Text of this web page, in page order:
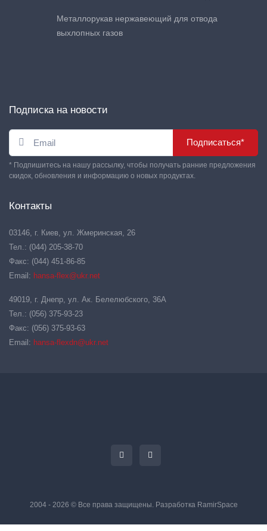
Металлорукав нержавеющий для отвода
выхлопных газов
Подписка на новости
Подписаться*
* Подпишитесь на нашу рассылку, чтобы получать ранние предложения
скидок, обновления и информацию о новых продуктах.
Контакты
03146, г. Киев, ул. Жмеринская, 26
Тел.: (044) 205-38-70
Факс: (044) 451-86-85
Email: hansa-flex@ukr.net
49019, г. Днепр, ул. Ак. Белелюбского, 36А
Тел.: (056) 375-93-23
Факс: (056) 375-93-63
Email: hansa-flexdn@ukr.net
2004 - 2026 © Все права защищены. Разработка RamirSpace